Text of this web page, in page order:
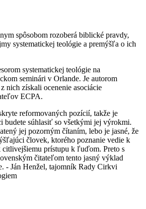
spôsobom rozoberá biblické pravdy,
systematickej teológie a premýšľa o ich
systematickej teológie na
seminári v Orlande. Je autorom
nich získali ocenenie asociácie
ECPA.
reformovaných pozícií, takže je
budete súhlasiť so všetkými jej výrokmi.
jej pozorným čítaním, lebo je jasné, že
človek, ktorého poznanie vedie k
citlivejšiemu prístupu k ľuďom. Preto s
čitateľom tento jasný výklad
- Ján Henžel, tajomník Rady Cirkvi